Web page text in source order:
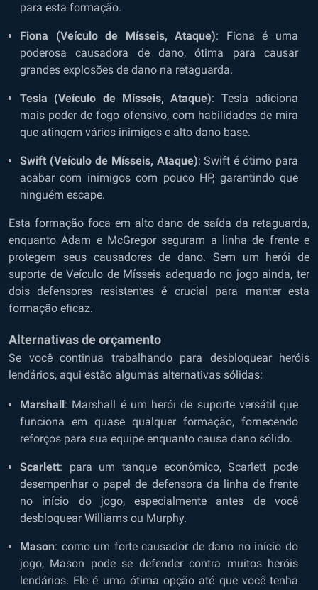
para esta formação.
Fiona (Veículo de Mísseis, Ataque): Fiona é uma
poderosa causadora de dano, ótima para causar
grandes explosões de dano na retaguarda.
Tesla (Veículo de Mísseis, Ataque): Tesla adiciona
mais poder de fogo ofensivo, com habilidades de mira
que atingem vários inimigos e alto dano base.
Swift (Veículo de Mísseis, Ataque): Swift é ótimo para
acabar com inimigos com pouco HP, garantindo que
ninguém escape.
Esta formação foca em alto dano de saída da retaguarda,
enquanto Adam e McGregor seguram a linha de frente e
protegem seus causadores de dano. Sem um herói de
suporte de Veículo de Mísseis adequado no jogo ainda, ter
dois defensores resistentes é crucial para manter esta
formação eficaz.
Alternativas de orçamento
Se você continua trabalhando para desbloquear heróis
lendários, aqui estão algumas alternativas sólidas:
Marshall: Marshall é um herói de suporte versátil que
funciona em quase qualquer formação, fornecendo
reforços para sua equipe enquanto causa dano sólido.
Scarlett: para um tanque econômico, Scarlett pode
desempenhar o papel de defensora da linha de frente
no início do jogo, especialmente antes de você
desbloquear Williams ou Murphy.
Mason: como um forte causador de dano no início do
jogo, Mason pode se defender contra muitos heróis
lendários. Ele é uma ótima opção até que você tenha